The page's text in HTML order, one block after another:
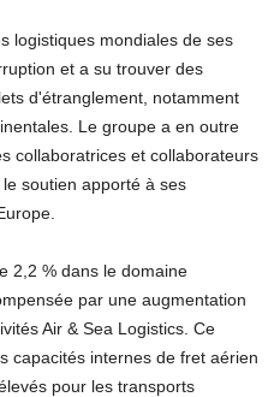
logistiques mondiales de ses
et a su trouver des
d'étranglement, notamment
Le groupe a en outre
collaboratrices et collaborateurs
soutien apporté à ses
2,2 % dans le domaine
par une augmentation
Air & Sea Logistics. Ce
capacités internes de fret aérien
pour les transports